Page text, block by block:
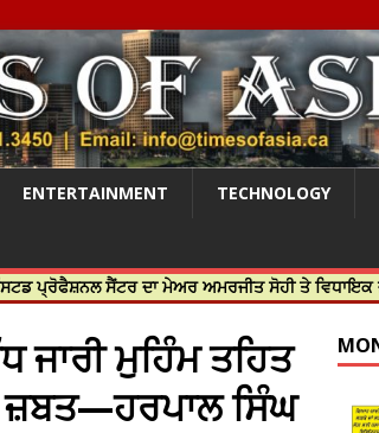
ENTERTAINMENT TECHNOLOGY
ਸੈਂਟਰ ਦਾ ਮੇਅਰ ਅਮਰਜੀਤ ਸੋਹੀ ਤੇ ਵਿਧਾਇਕ ਜਸਬੀਰ
ਜਾਰੀ ਮੁਹਿੰਮ ਤਹਿਤ
ਜ਼ਬਤ—ਹਰਪਾਲ ਸਿੰਘ